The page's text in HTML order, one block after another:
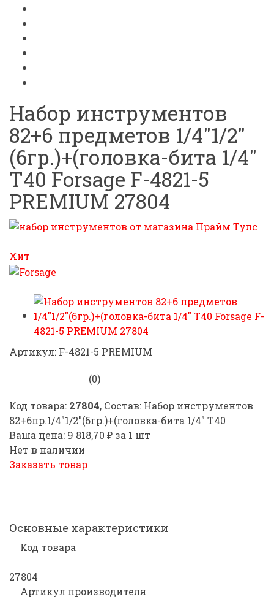
Набор инструментов
82+6 предметов 1/4"1/2"
(6гр.)+(головка-бита 1/4"
T40 Forsage F-4821-5
PREMIUM 27804
Хит
Артикул: F-4821-5 PREMIUM
(0)
Код товара: 27804, Состав: Набор инструментов
82+6пр.1/4"1/2"(6гр.)+(головка-бита 1/4" T40
Ваша цена: 9 818,70 ₽ за 1 шт
Нет в наличии
Заказать товар
Основные характеристики
Код товара
27804
Артикул производителя